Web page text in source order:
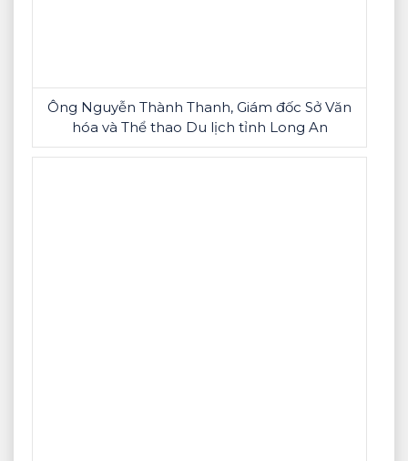
Ông Nguyễn Thành Thanh, Giám đốc Sở Văn
hóa và Thể thao Du lịch tỉnh Long An